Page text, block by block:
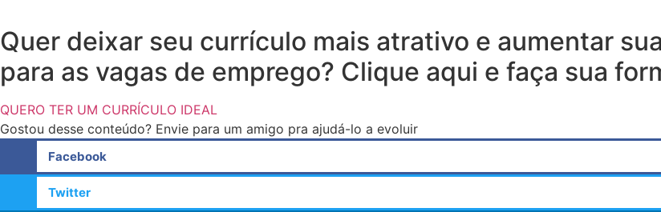
Quer deixar seu currículo mais atrativo e aumentar
para as vagas de emprego? Clique aqui e faça sua
QUERO TER UM CURRÍCULO IDEAL
Gostou desse conteúdo? Envie para um amigo pra ajudá-lo a evoluir
Facebook
Twitter